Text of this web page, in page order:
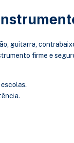
guitarra,
firme e